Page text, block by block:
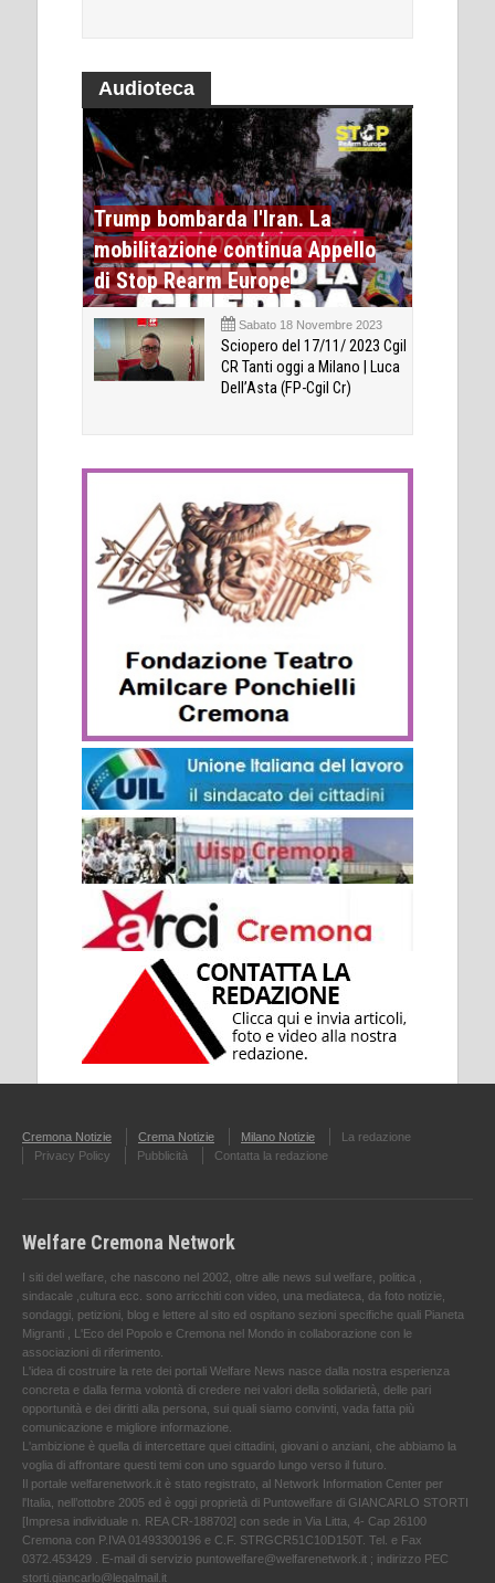
Audioteca
Trump bombarda l'Iran. La
mobilitazione continua Appello
di Stop Rearm Europe
Sabato 18 Novembre 2023
Sciopero del 17/11/ 2023 Cgil
CR Tanti oggi a Milano | Luca
Dell’Asta (FP-Cgil Cr)
Cremona Notizie Crema Notizie Milano Notizie
La redazione
Privacy Policy
Pubblicità Contatta la redazione
Welfare Cremona Network
I siti del welfare, che nascono nel 2002, oltre alle news sul welfare, politica ,
sindacale ,cultura ecc. sono arricchiti con video, una mediateca, da foto notizie,
sondaggi, petizioni, blog e lettere al sito ed ospitano sezioni specifiche quali Pianeta
Migranti , L'Eco del Popolo e Cremona nel Mondo in collaborazione con le
associazioni di riferimento.
L'idea di costruire la rete dei portali Welfare News nasce dalla nostra esperienza
concreta e dalla ferma volontà di credere nei valori della solidarietà, delle pari
opportunità e dei diritti alla persona, sui quali siamo convinti, vada fatta più
comunicazione e migliore informazione.
L'ambizione è quella di intercettare quei cittadini, giovani o anziani, che abbiamo la
voglia di affrontare questi temi con uno sguardo lungo verso il futuro.
Il portale welfarenetwork.it è stato registrato, al Network Information Center per
l'Italia, nell’ottobre 2005 ed è oggi proprietà di Puntowelfare di GIANCARLO STORTI
[Impresa individuale n. REA CR-188702] con sede in Via Litta, 4- Cap 26100
Cremona con P.IVA 01493300196 e C.F. STRGCR51C10D150T. Tel. e Fax
0372.453429 . E-mail di servizio puntowelfare@welfarenetwork.it ; indirizzo PEC
storti.giancarlo@legalmail.it